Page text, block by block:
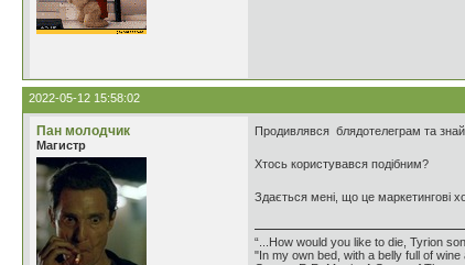
2022-05-12 15:58:02
Пан молодчик
Магистр
Продивлявся блядотелеграм та
Хтось користувався подібним?
Здається мені, що це маркетингові
“...How would you like to die, Tyrion
"In my own bed, with a belly full of